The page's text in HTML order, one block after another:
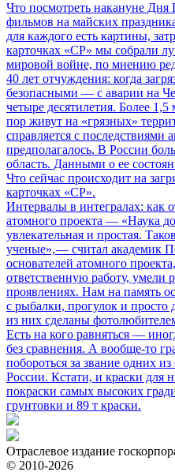
Что посмотреть накануне
фильмов на майских
для каждого есть картины,
карточках «СР» мы собрали
мировой войне, по мнению
40 лет отчуждения: когда
безопасными — с аварии на
четыре десятилетия. Более
пор живут на «грязных»
справляется с последствиями
предполагалось. В России
область. Данными о ее
Что сейчас происходит на
карточках «СР».
Интервалы в интегралах: как
атомного проекта — «Наука
увлекательная и простая.
ученые», — считал академик
основателей атомного
ответственную работу, умели
проявлениях. Нам на память
с рыбалки, прогулок и
из них сделаны
Есть на кого равняться —
без сравнения. А вообще-то
побороться за звание одних
России. Кстати, и краски для
покраски самых высоких
грунтовки и 89 т краски.
Отраслевое издание
© 2010-2026